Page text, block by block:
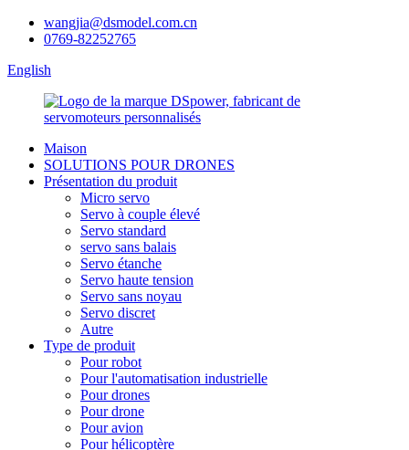
wangjia@dsmodel.com.cn
0769-82252765
English
Maison
SOLUTIONS POUR DRONES
Présentation du produit
Micro servo
Servo à couple élevé
Servo standard
servo sans balais
Servo étanche
Servo haute tension
Servo sans noyau
Servo discret
Autre
Type de produit
Pour robot
Pour l'automatisation industrielle
Pour drones
Pour drone
Pour avion
Pour hélicoptère